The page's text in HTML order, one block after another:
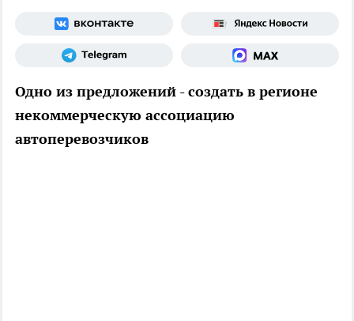
Одно из предложений - создать в регионе
некоммерческую ассоциацию
автоперевозчиков